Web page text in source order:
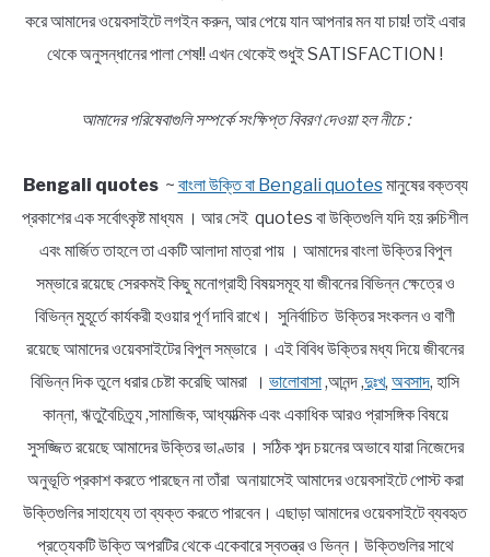
করে আমাদের ওয়েবসাইটে লগইন করুন, আর পেয়ে যান আপনার মন যা চায়! তাই এবার
থেকে অনুসন্ধানের পালা শেষ!! এখন থেকেই শুধুই SATISFACTION !
আমাদের পরিষেবাগুলি সম্পর্কে সংক্ষিপ্ত বিবরণ দেওয়া হল নীচে :
Bengali quotes~ বাংলা উক্তি বা Bengali quotesমানুষের বক্তব্য
প্রকাশের এক সর্বোৎকৃষ্ট মাধ্যম । আর সেই quotes বা উক্তিগুলি যদি হয় রুচিশীল
এবং মার্জিত তাহলে তা একটি আলাদা মাত্রা পায় । আমাদের বাংলা উক্তির বিপুল
সম্ভারে রয়েছে সেরকমই কিছু মনোগ্রাহী বিষয়সমূহ যা জীবনের বিভিন্ন ক্ষেত্রে ও
বিভিন্ন মুহূর্তে কার্যকরী হওয়ার পূর্ণ দাবি রাখে। সুনির্বাচিত উক্তির সংকলন ও বাণী
রয়েছে আমাদের ওয়েবসাইটের বিপুল সম্ভারে । এই বিবিধ উক্তির মধ্য দিয়ে জীবনের
বিভিন্ন দিক তুলে ধরার চেষ্টা করেছি আমরা । ভালোবাসা,আনন্দ ,দুঃখ, অবসাদ, হাসি
কান্না, ঋতুবৈচিত্র্য ,সামাজিক, আধ্যাত্মিক এবং একাধিক আরও প্রাসঙ্গিক বিষয়ে
সুসজ্জিত রয়েছে আমাদের উক্তির ভাণ্ডার । সঠিক শব্দ চয়নের অভাবে যারা নিজেদের
অনুভূতি প্রকাশ করতে পারছেন না তাঁরা অনায়াসেই আমাদের ওয়েবসাইটে পোস্ট করা
উক্তিগুলির সাহায্যে তা ব্যক্ত করতে পারবেন। এছাড়া আমাদের ওয়েবসাইটে ব্যবহৃত
প্রত্যেকটি উক্তি অপরটির থেকে একেবারে স্বতন্ত্র ও ভিন্ন। উক্তিগুলির সাথে